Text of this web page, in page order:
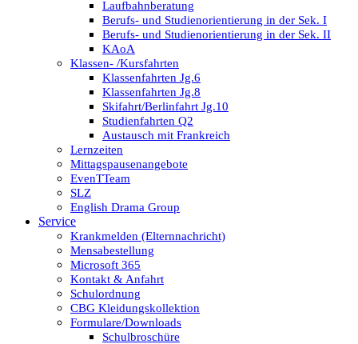
Laufbahnberatung
Berufs- und Studienorientierung in der Sek. I
Berufs- und Studienorientierung in der Sek. II
KAoA
Klassen- /Kursfahrten
Klassenfahrten Jg.6
Klassenfahrten Jg.8
Skifahrt/Berlinfahrt Jg.10
Studienfahrten Q2
Austausch mit Frankreich
Lernzeiten
Mittagspausenangebote
EvenTTeam
SLZ
English Drama Group
Service
Krankmelden (Elternnachricht)
Mensabestellung
Microsoft 365
Kontakt & Anfahrt
Schulordnung
CBG Kleidungskollektion
Formulare/Downloads
Schulbroschüre